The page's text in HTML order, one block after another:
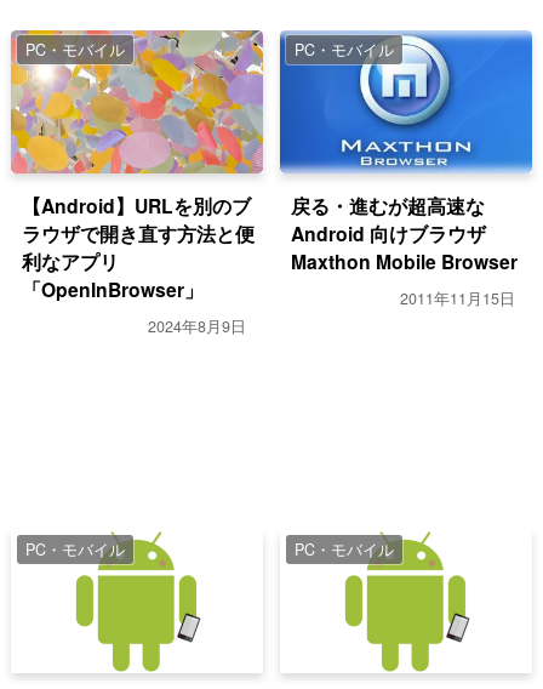
PC・モバイル
【Android】URLを別のブ
ラウザで開き直す方法と便
利なアプリ
「OpenInBrowser」
2024年8月9日
PC・モバイル
戻る・進むが超高速な
Android 向けブラウザ
Maxthon Mobile Browser
2011年11月15日
PC・モバイル PC・モバイル